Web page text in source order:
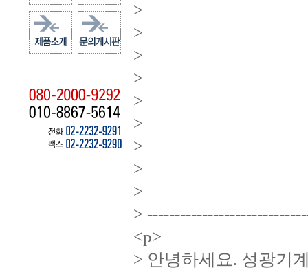
>
>
>
>
>
>
>
>
>
>
<p>
> 안녕하세요. 성광기